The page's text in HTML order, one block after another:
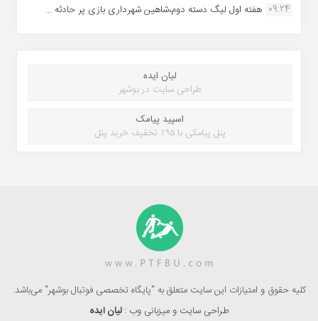
09:24 هفته اول لیگ دسته دوم،شاهین شهرداری بازی پر حادثه ...
لیان ایده
طراحی سایت در بوشهر
اسپید پیامک
پنل پیامکی با ۹۵٪ تخفیف خرید پنل
کلیه حقوق و امتیازات این سایت متعلق به "پایگاه تخصصی فوتبال بوشهر" می‌باشد.
طراحی سایت و میزبانی وب :لیان ایده